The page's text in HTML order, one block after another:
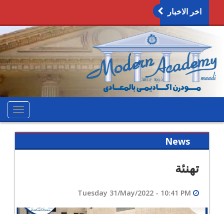
اخر الاخبار
News
تهنئة